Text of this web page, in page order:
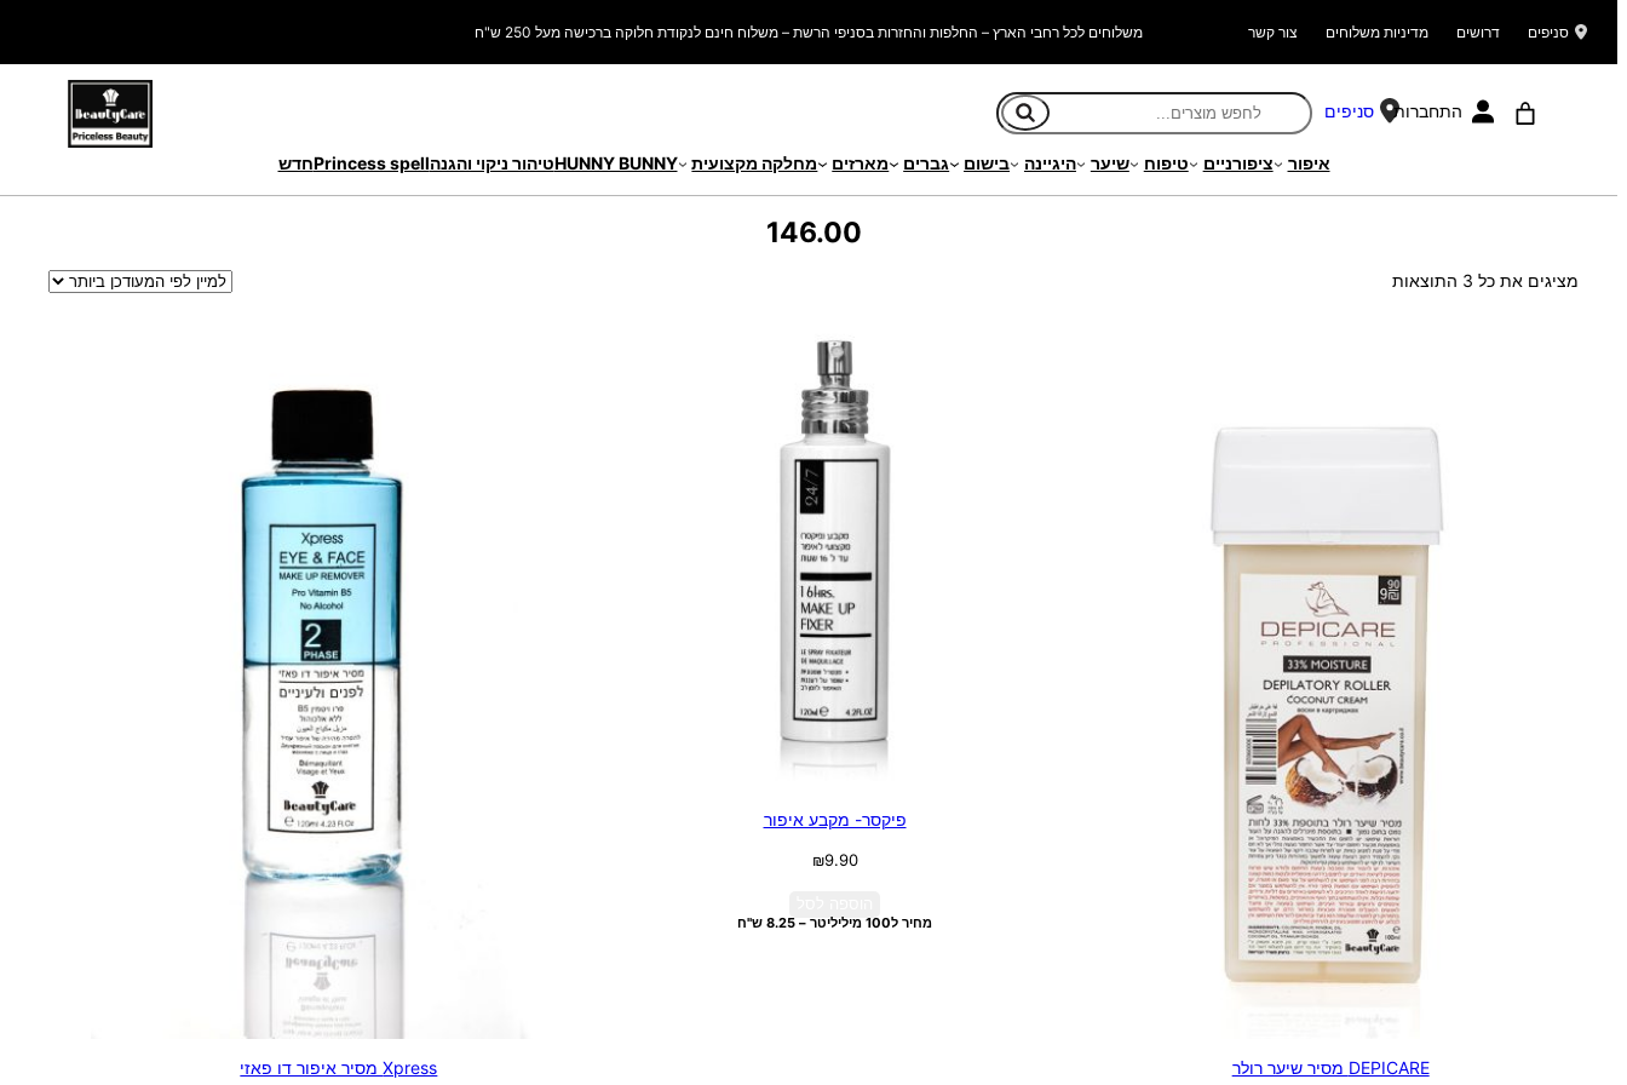
סניפים דרושים מדיניות משלוחים צור קשר משלוחים לכל רחבי הארץ – החלפות והחזרות בסניפי הרשת – משלוח חינם לנקודת חלוקה ברכישה מעל 250 ש"ח
התחברות סניפים
איפור ציפורניים טיפוח שיער היגיינה בישום גברים מארזים מחלקה מקצועית HUNNY BUNNYטיהור ניקוי והגנהPrincess spellחדש
146.00
מציגים את כל ⁦3⁩ התוצאות
ממוין
DEPICARE מסיר שיער רולר
פיקסר- מקבע איפור
₪9.90
מחיר ל100 מיליליטר – 8.25 ש"ח
Xpress מסיר איפור דו פאזי